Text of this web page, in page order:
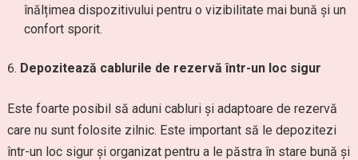
înălțimea dispozitivului pentru o vizibilitate mai bună și un
confort sporit.
Depozitează cablurile de rezervă într-un loc sigur
Este foarte posibil să aduni cabluri și adaptoare de rezervă
care nu sunt folosite zilnic. Este important să le depozitezi
într-un loc sigur și organizat pentru a le păstra în stare bună și